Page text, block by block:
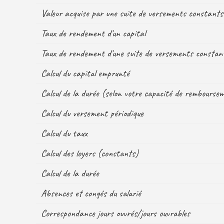
Valeur acquise par une suite de versements constants
Taux de rendement d'un capital
Taux de rendement d'une suite de versements
Calcul du capital emprunté
Calcul de la durée (selon votre capacité de
Calcul du versement périodique
Calcul du taux
Calcul des loyers (constants)
Calcul de la durée
Absences et congés du salarié
Correspondance jours ouvrés/jours ouvrables